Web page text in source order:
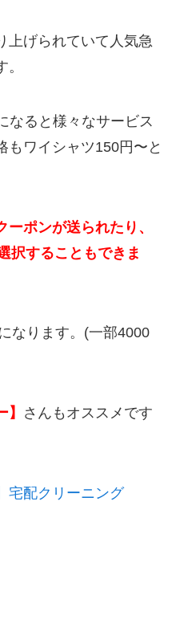
上げられていて人気急
。
なると様々なサービス
もワイシャツ150円〜と
ポンが送られたり、
択することもできま
なります。(一部4000
さんもオススメです
宅配クリーニング